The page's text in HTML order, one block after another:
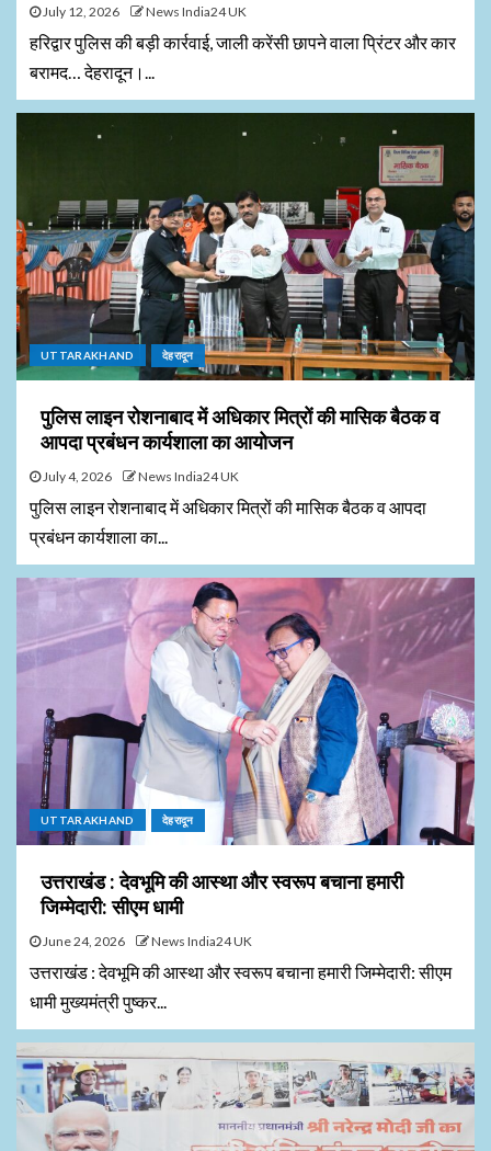
July 12, 2026 News India24 UK
हरिद्वार पुलिस की बड़ी कार्रवाई, जाली करेंसी छापने वाला प्रिंटर और कार
बरामद… देहरादून।...
UTTARAKHAND देहरादून
पुलिस लाइन रोशनाबाद में अधिकार मित्रों की मासिक बैठक व
आपदा प्रबंधन कार्यशाला का आयोजन
July 4, 2026 News India24 UK
पुलिस लाइन रोशनाबाद में अधिकार मित्रों की मासिक बैठक व आपदा
प्रबंधन कार्यशाला का...
UTTARAKHAND देहरादून
उत्तराखंड : देवभूमि की आस्था और स्वरूप बचाना हमारी
जिम्मेदारी: सीएम धामी
June 24, 2026 News India24 UK
उत्तराखंड : देवभूमि की आस्था और स्वरूप बचाना हमारी जिम्मेदारी: सीएम
धामी मुख्यमंत्री पुष्कर...